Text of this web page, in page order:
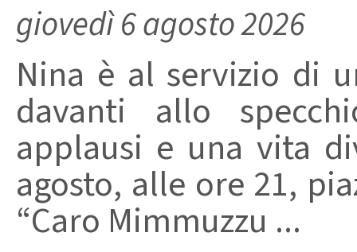
giovedì 6 agosto 2026
Nina è al servizio di
davanti allo
applausi e una vita
agosto, alle ore 21,
“Caro Mimmuzzu ...